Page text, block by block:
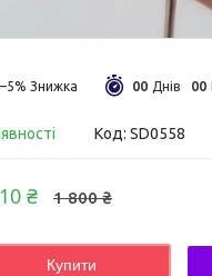
–5% 00 Днів 00
Код: SD0558
1 800 ₴
₴
Купити